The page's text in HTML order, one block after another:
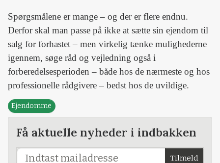
Spørgsmålene er mange – og der er flere endnu.
Derfor skal man passe på ikke at sætte sin ejendom til
salg for forhastet – men virkelig tænke mulighederne
igennem, søge råd og vejledning også i
forberedelsesperioden – både hos de nærmeste og hos
professionelle rådgivere – bedst hos de uvildige.
Ejendomme
Få aktuelle nyheder i indbakken
Tilmeld